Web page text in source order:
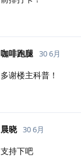
咖啡跑腿 30 6月
多谢楼主科普！
晨晓 30 6月
支持下吧